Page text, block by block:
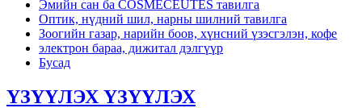
Эмийн сан ба COSMECEUTES тавилга
Оптик, нүдний шил, нарны шилний тавилга
Зоогийн газар, нарийн боов, хүнсний үзэсгэлэн, кофе
электрон бараа, дижитал дэлгүүр
Бусад
ҮЗҮҮЛЭХ ҮЗҮҮЛЭХ